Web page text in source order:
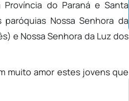
do Paraná e Santa
Nossa Senhora da
e Nossa Senhora da Luz dos
muito amor estes jovens que